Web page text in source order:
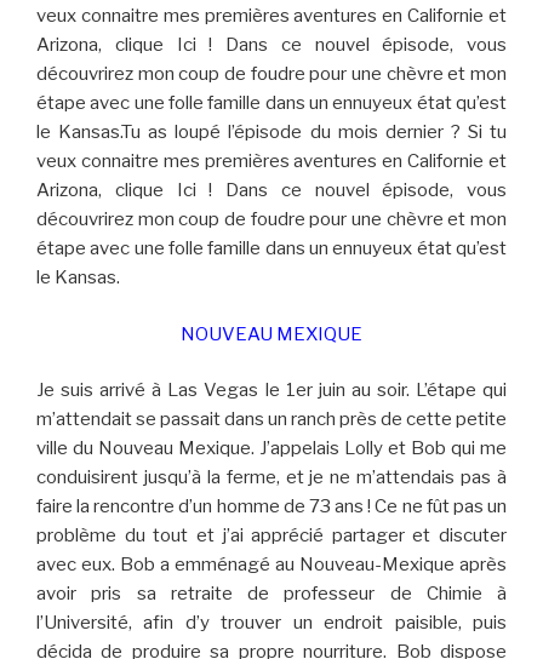
veux connaitre mes premières aventures en Californie et
Arizona, clique Ici ! Dans ce nouvel épisode, vous
découvrirez mon coup de foudre pour une chèvre et mon
étape avec une folle famille dans un ennuyeux état qu’est
le Kansas.Tu as loupé l’épisode du mois dernier ? Si tu
veux connaitre mes premières aventures en Californie et
Arizona, clique Ici ! Dans ce nouvel épisode, vous
découvrirez mon coup de foudre pour une chèvre et mon
étape avec une folle famille dans un ennuyeux état qu’est
le Kansas.
NOUVEAU MEXIQUE
Je suis arrivé à Las Vegas le 1er juin au soir. L’étape qui
m’attendait se passait dans un ranch près de cette petite
ville du Nouveau Mexique. J’appelais Lolly et Bob qui me
conduisirent jusqu’à la ferme, et je ne m’attendais pas à
faire la rencontre d’un homme de 73 ans ! Ce ne fût pas un
problème du tout et j’ai apprécié partager et discuter
avec eux. Bob a emménagé au Nouveau-Mexique après
avoir pris sa retraite de professeur de Chimie à
l’Université, afin d’y trouver un endroit paisible, puis
décida de produire sa propre nourriture. Bob dispose